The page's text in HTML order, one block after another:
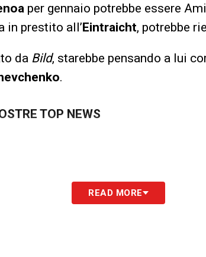
per gennaio potrebbe essere
in prestito all’Eintraicht, potrebbe
da Bild, starebbe pensando a lui
.
TOP NEWS
READ MORE